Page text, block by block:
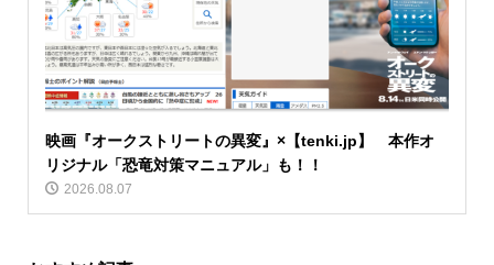
映画『オークストリートの異変』×【tenki.jp】 本作オ
リジナル「恐竜対策マニュアル」も！！
2026.08.07